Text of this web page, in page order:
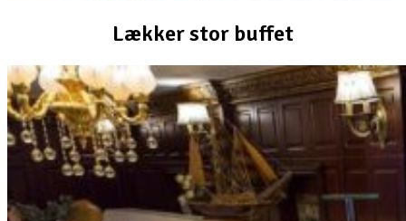
Lækker stor buffet